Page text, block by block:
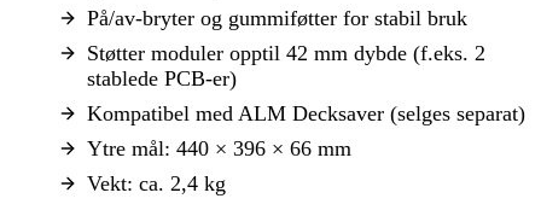
På/av-bryter og gummiføtter for stabil bruk
Støtter moduler opptil 42 mm dybde (f.eks. 2
stablede PCB-er)
Kompatibel med ALM Decksaver (selges separat)
Ytre mål: 440 × 396 × 66 mm
Vekt: ca. 2,4 kg